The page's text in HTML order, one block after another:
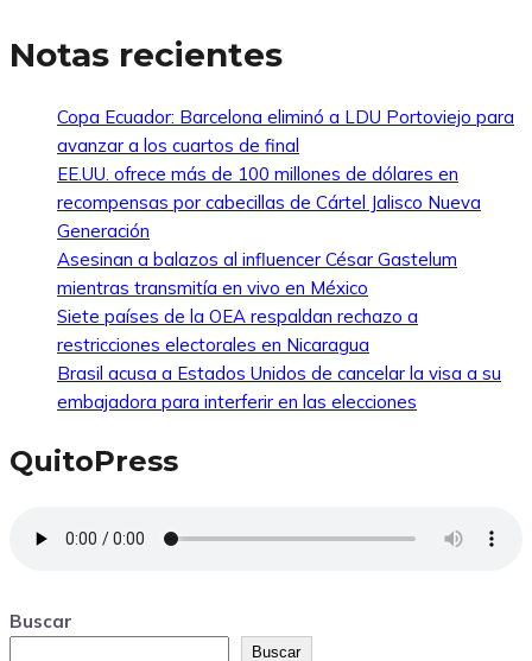
Notas recientes
Copa Ecuador: Barcelona eliminó a LDU Portoviejo para
avanzar a los cuartos de final
EE.UU. ofrece más de 100 millones de dólares en
recompensas por cabecillas de Cártel Jalisco Nueva
Generación
Asesinan a balazos al influencer César Gastelum
mientras transmitía en vivo en México
Siete países de la OEA respaldan rechazo a
restricciones electorales en Nicaragua
Brasil acusa a Estados Unidos de cancelar la visa a su
embajadora para interferir en las elecciones
QuitoPress
Buscar
Buscar